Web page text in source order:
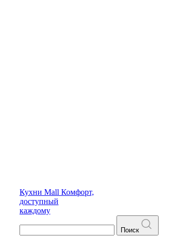
Кухни Mall Комфорт,
доступный
каждому
Поиск